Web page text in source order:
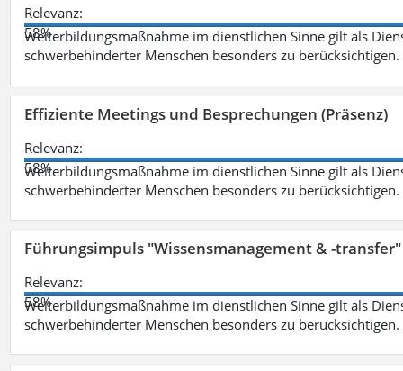
Relevanz:
58%
Weiterbildungsmaßnahme im dienstlichen Sinne gilt als
schwerbehinderter Menschen besonders zu berücksichtigen.
Effiziente Meetings und Besprechungen (Präsenz)
Relevanz:
58%
Weiterbildungsmaßnahme im dienstlichen Sinne gilt als
schwerbehinderter Menschen besonders zu berücksichtigen.
Führungsimpuls "Wissensmanagement & -
Relevanz:
58%
Weiterbildungsmaßnahme im dienstlichen Sinne gilt als
schwerbehinderter Menschen besonders zu berücksichtigen.